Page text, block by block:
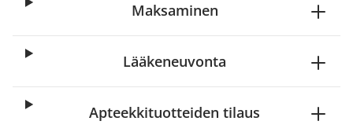
Maksaminen
Lääkeneuvonta
Apteekkituotteiden tilaus